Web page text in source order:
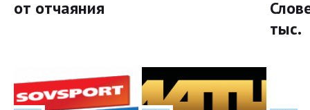
от отчаяния
тыс.